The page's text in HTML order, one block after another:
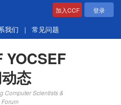
加入CCF 登录
我们 | 常见问题
YOCSEF
态
Computer Scientists &